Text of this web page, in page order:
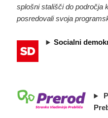
splošni stališči do področja
posredovali svoja
Socialni